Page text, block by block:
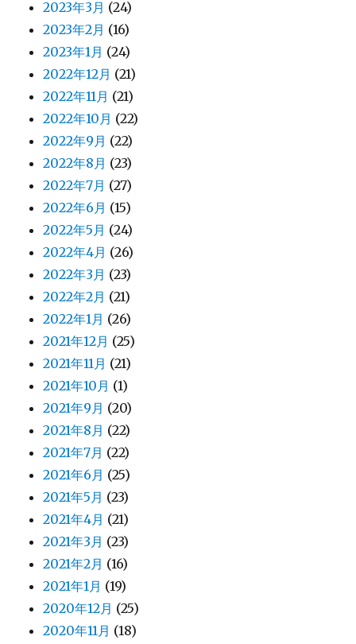
2023年3月 (24)
2023年2月 (16)
2023年1月 (24)
2022年12月 (21)
2022年11月 (21)
2022年10月 (22)
2022年9月 (22)
2022年8月 (23)
2022年7月 (27)
2022年6月 (15)
2022年5月 (24)
2022年4月 (26)
2022年3月 (23)
2022年2月 (21)
2022年1月 (26)
2021年12月 (25)
2021年11月 (21)
2021年10月 (1)
2021年9月 (20)
2021年8月 (22)
2021年7月 (22)
2021年6月 (25)
2021年5月 (23)
2021年4月 (21)
2021年3月 (23)
2021年2月 (16)
2021年1月 (19)
2020年12月 (25)
2020年11月 (18)